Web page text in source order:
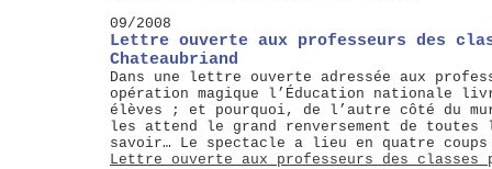
09/2008
Lettre ouverte aux professeurs des
Chateaubriand
Dans une lettre ouverte adressée aux
opération magique l’Éducation nationale
élèves ; et pourquoi, de l’autre côté du
les attend le grand renversement de
savoir… Le spectacle a lieu en quatre
Lettre ouverte aux professeurs des